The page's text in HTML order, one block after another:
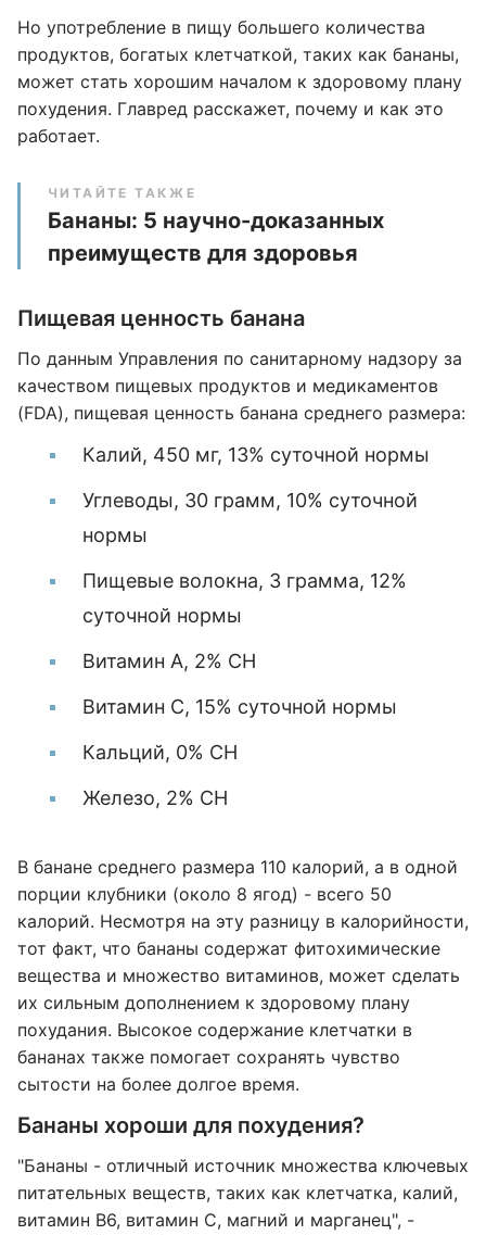
Но употребление в пищу большего количества
продуктов, богатых клетчаткой, таких как бананы,
может стать хорошим началом к ​​здоровому плану
похудения. Главред расскажет, почему и как это
работает.
ЧИТАЙТЕ ТАКЖЕ
Бананы: 5 научно-доказанных
преимуществ для здоровья
Пищевая ценность банана
По данным Управления по санитарному надзору за
качеством пищевых продуктов и медикаментов
(FDA), пищевая ценность банана среднего размера:
Калий, 450 мг, 13% суточной нормы
Углеводы, 30 грамм, 10% суточной
нормы
Пищевые волокна, 3 грамма, 12%
суточной нормы
Витамин А, 2% СН
Витамин C, 15% суточной нормы
Кальций, 0% СН
Железо, 2% СН
В банане среднего размера 110 калорий, а в одной
порции клубники (около 8 ягод) - всего 50
калорий. Несмотря на эту разницу в калорийности,
тот факт, что бананы содержат фитохимические
вещества и множество витаминов, может сделать
их сильным дополнением к здоровому плану
похудания. Высокое содержание клетчатки в
бананах также помогает сохранять чувство
сытости на более долгое время.
Бананы хороши для похудения?
"Бананы - отличный источник множества ключевых
питательных веществ, таких как клетчатка, калий,
витамин B6, витамин C, магний и марганец", -